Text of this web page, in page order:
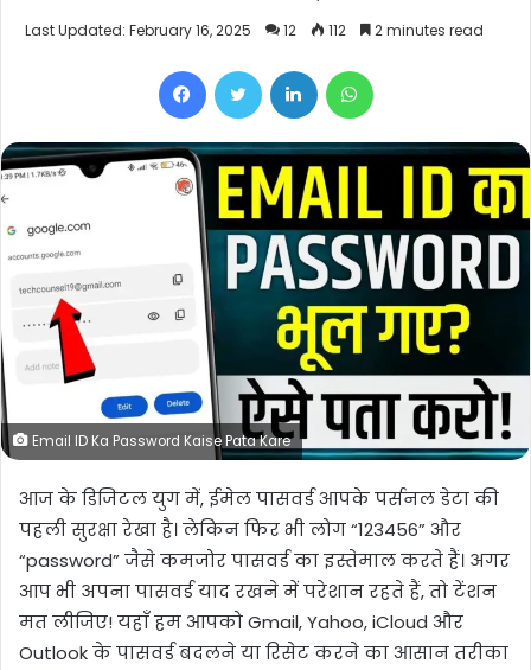
Last Updated: February 16, 2025
12 112 2 minutes read
FacebookTwitter LinkedIn
Email ID Ka Password Kaise Pata Kare
आज के डिजिटल युग में, ईमेल पासवर्ड आपके पर्सनल डेटा की
पहली सुरक्षा रेखा है। लेकिन फिर भी लोग “123456” और
“password” जैसे कमजोर पासवर्ड का इस्तेमाल करते हैं। अगर
आप भी अपना पासवर्ड याद रखने में परेशान रहते हैं, तो टेंशन
मत लीजिए! यहाँ हम आपको Gmail, Yahoo, iCloud और
Outlook के पासवर्ड बदलने या रिसेट करने का आसान तरीका